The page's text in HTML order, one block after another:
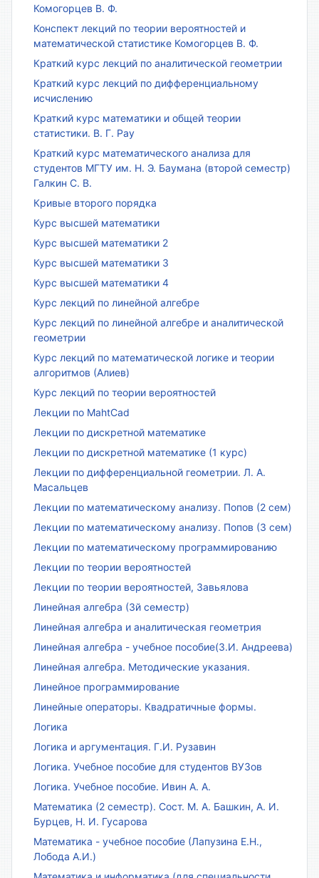
Комогорцев В. Ф.
Конспект лекций по теории вероятностей и
математической статистике Комогорцев В. Ф.
Краткий курс лекций по аналитической геометрии
Краткий курс лекций по дифференциальному
исчислению
Краткий курс математики и общей теории
статистики. В. Г. Рау
Краткий курс математического анализа для
студентов МГТУ им. Н. Э. Баумана (второй семестр)
Галкин С. В.
Кривые второго порядка
Курс высшей математики
Курс высшей математики 2
Курс высшей математики 3
Курс высшей математики 4
Курс лекций по линейной алгебре
Курс лекций по линейной алгебре и аналитической
геометрии
Курс лекций по математической логике и теории
алгоритмов (Алиев)
Курс лекций по теории вероятностей
Лекции по MahtCad
Лекции по дискретной математике
Лекции по дискретной математике (1 курс)
Лекции по дифференциальной геометрии. Л. А.
Масальцев
Лекции по математическому анализу. Попов (2 сем)
Лекции по математическому анализу. Попов (3 сем)
Лекции по математическому программированию
Лекции по теории вероятностей
Лекции по теории вероятностей, Завьялова
Линейная алгебра (3й семестр)
Линейная алгебра и аналитическая геометрия
Линейная алгебра - учебное пособие(З.И. Андреева)
Линейная алгебра. Методические указания.
Линейное программирование
Линейные операторы. Квадратичные формы.
Логика
Логика и аргументация. Г.И. Рузавин
Логика. Учебное пособие для студентов ВУЗов
Логика. Учебное пособие. Ивин А. А.
Математика (2 семестр). Сост. М. А. Башкин, А. И.
Бурцев, Н. И. Гусарова
Математика - учебное пособие (Лапузина Е.Н.,
Лобода А.И.)